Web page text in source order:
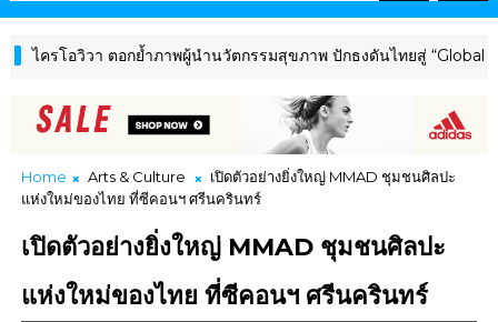
ตอกย้ำภาพผู้นำนวัตกรรมสุขภาพ ปักธงดันไทยสู่ “Global Wellness
Home Arts & Culture
เปิดตัวอย่างยิ่งใหญ่ MMAD ชุมชนศิลปะ
แห่งใหม่ของไทย ที่ซีคอนฯ ศรีนครินทร์
เปิดตัวอย่างยิ่งใหญ่ MMAD ชุมชนศิลปะ
แห่งใหม่ของไทย ที่ซีคอนฯ ศรีนครินทร์